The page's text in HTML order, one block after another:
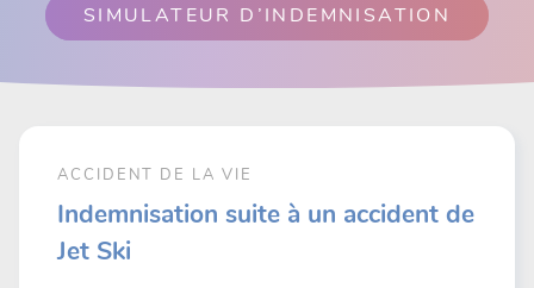
SIMULATEUR D’INDEMNISATION
ACCIDENT DE LA VIE
Indemnisation suite à un accident de
Jet Ski